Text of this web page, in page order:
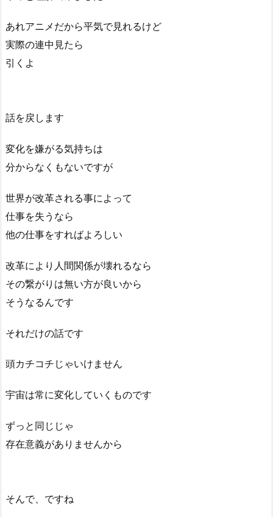
あれアニメだから平気で見れるけど
実際の連中見たら
引くよ
話を戻します
変化を嫌がる気持ちは
分からなくもないですが
世界が改革される事によって
仕事を失うなら
他の仕事をすればよろしい
改革により人間関係が壊れるなら
その繋がりは無い方が良いから
そうなるんです
それだけの話です
頭カチコチじゃいけません
宇宙は常に変化していくものです
ずっと同じじゃ
存在意義がありませんから
そんで、ですね